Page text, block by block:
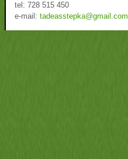
tel: 728 515 450
e-mail: tadeasstepka@gmail.com